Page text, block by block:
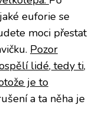
euforie se
moci přestat
Pozor
lidé, tedy ti,
je to
a ta něha je